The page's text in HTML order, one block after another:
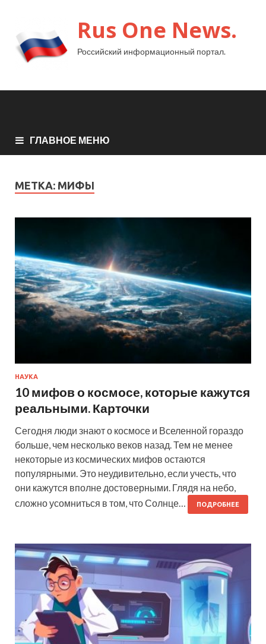
Rus One News.
Российский информационный портал.
ГЛАВНОЕ МЕНЮ
МЕТКА: МИФЫ
НАУКА
10 мифов о космосе, которые кажутся
реальными. Карточки
Сегодня люди знают о космосе и Вселенной гораздо
больше, чем несколько веков назад. Тем не менее
некоторые из космических мифов остаются
популярными. Это неудивительно, если учесть, что
они кажутся вполне достоверными. Глядя на небо,
сложно усомниться в том, что Солнце…
ПОДРОБНЕЕ